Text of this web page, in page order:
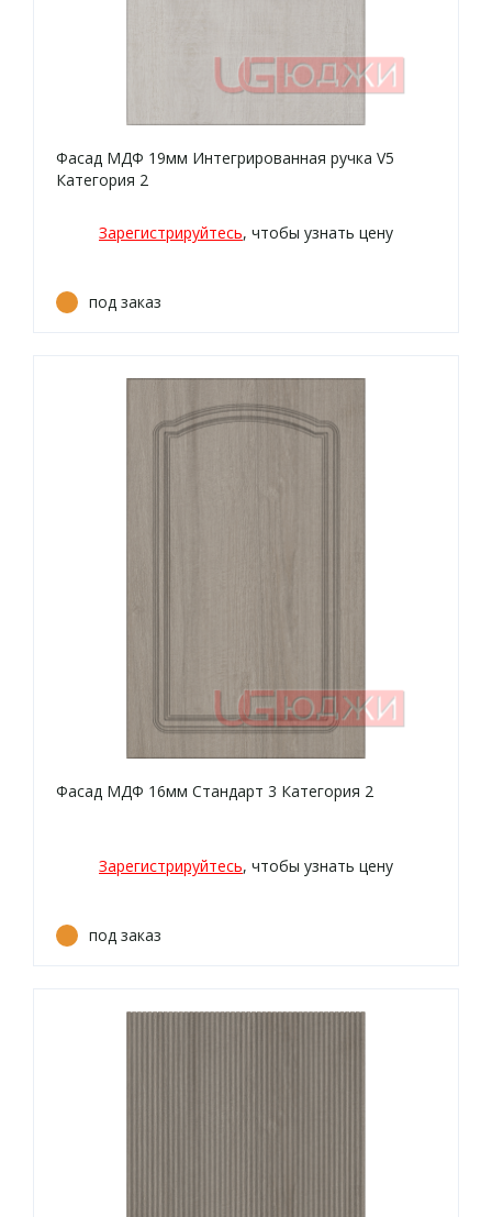
Фасад МДФ 19мм Интегрированная ручка V5
Категория 2
Зарегистрируйтесь, чтобы узнать цену
под заказ
Фасад МДФ 16мм Стандарт 3 Категория 2
Зарегистрируйтесь, чтобы узнать цену
под заказ